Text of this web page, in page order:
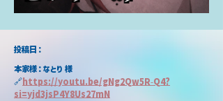
​投稿日：
本家様：なとり 様
🔗https://youtu.be/gNg2Qw5R-Q4?
si=yjd3jsP4Y8Us27mN